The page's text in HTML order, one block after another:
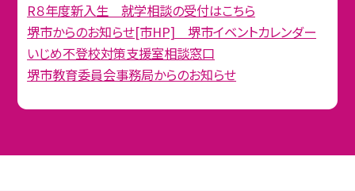
R８年度新入生 就学相談の受付はこちら
堺市からのお知らせ[市HP] 堺市イベントカレンダー
いじめ不登校対策支援室相談窓口
堺市教育委員会事務局からのお知らせ